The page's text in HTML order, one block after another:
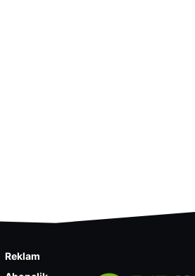
Reklam